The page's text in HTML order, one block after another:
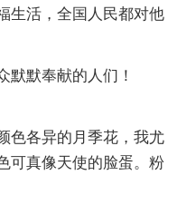
生活，全国人民都对他
默默奉献的人们！
色各异的月季花，我尤
可真像天使的脸蛋。粉